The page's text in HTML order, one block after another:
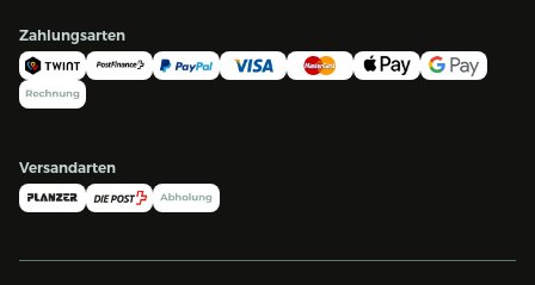
Zahlungsarten
Versandarten